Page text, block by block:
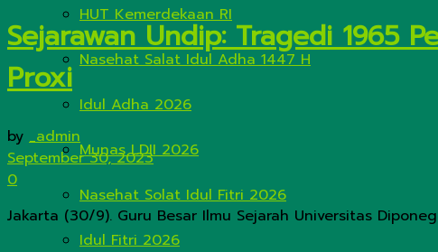
HUT Kemerdekaan RI
Nasehat Salat Idul Adha 1447 H
Idul Adha 2026
Munas LDII 2026
Nasehat Solat Idul Fitri 2026
Idul Fitri 2026
Sejarawan Undip: Tragedi 1965
Proxi
by _admin
September 30, 2023
0
Jakarta (30/9). Guru Besar Ilmu Sejarah Universitas